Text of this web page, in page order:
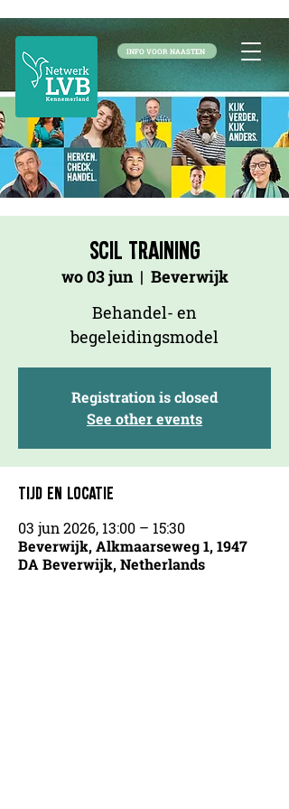
INFO VOOR NAASTEN
SCIL Training
wo 03 jun
  |
Beverwijk
Behandel- en
begeleidingsmodel
Registration is closed
See other events
TIJD EN LOCATIE
03 jun 2026, 13:00 – 15:30
Beverwijk, Alkmaarseweg 1, 1947
DA Beverwijk, Netherlands